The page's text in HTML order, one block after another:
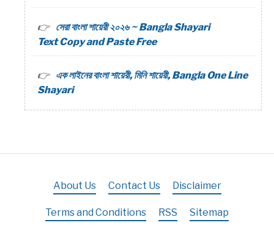
সেরা বাংলা শায়েরী ২০২৬ ~ Bangla Shayari
Text Copy and Paste Free
এক লাইনের বাংলা শায়েরী, মিনি শায়েরী, Bangla One Line
Shayari
About Us Contact Us Disclaimer
Terms and Conditions RSS Sitemap